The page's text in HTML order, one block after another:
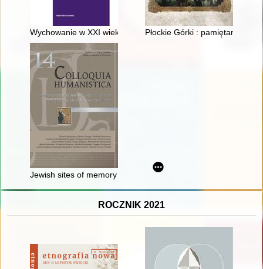
Wychowanie w XXI wieku : 80. rocznica heroicznej śmierci
Płockie Górki : pamiętamy
Jewish sites of memory in Europe : local, national and
ROCZNIK 2021